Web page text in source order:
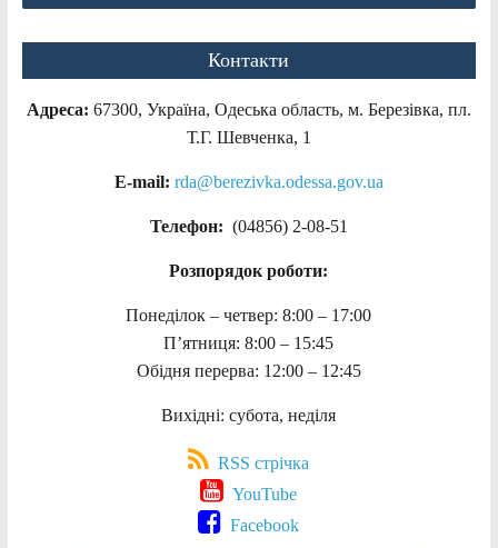
Контакти
Адреса: 67300, Україна, Одеська область, м. Березівка, пл.
Т.Г. Шевченка, 1
E-mail: rda@berezivka.odessa.gov.ua
Телефон: (04856) 2-08-51
Розпорядок роботи:
Понеділок – четвер: 8:00 – 17:00
П’ятниця: 8:00 – 15:45
Обідня перерва: 12:00 – 12:45
Вихідні: субота, неділя
RSS стрічка
YouTube
Facebook